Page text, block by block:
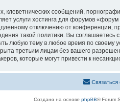
сообщений,
услуги хостинга для форумов
отключению от конференции,
такой политики. Вы
любую тему в любое время по
третьим лицам без вашего
которые могут привести к
Связаться
Создано на основе phpBB® Forum